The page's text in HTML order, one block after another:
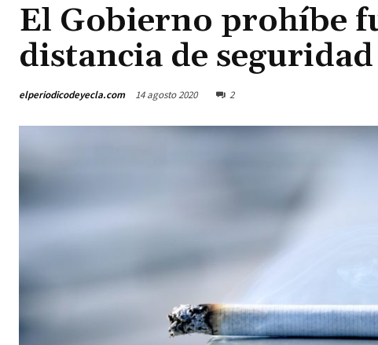
El Gobierno prohíbe
distancia de seguridad
elperiodicodeyecla.com 14 agosto 2020 2